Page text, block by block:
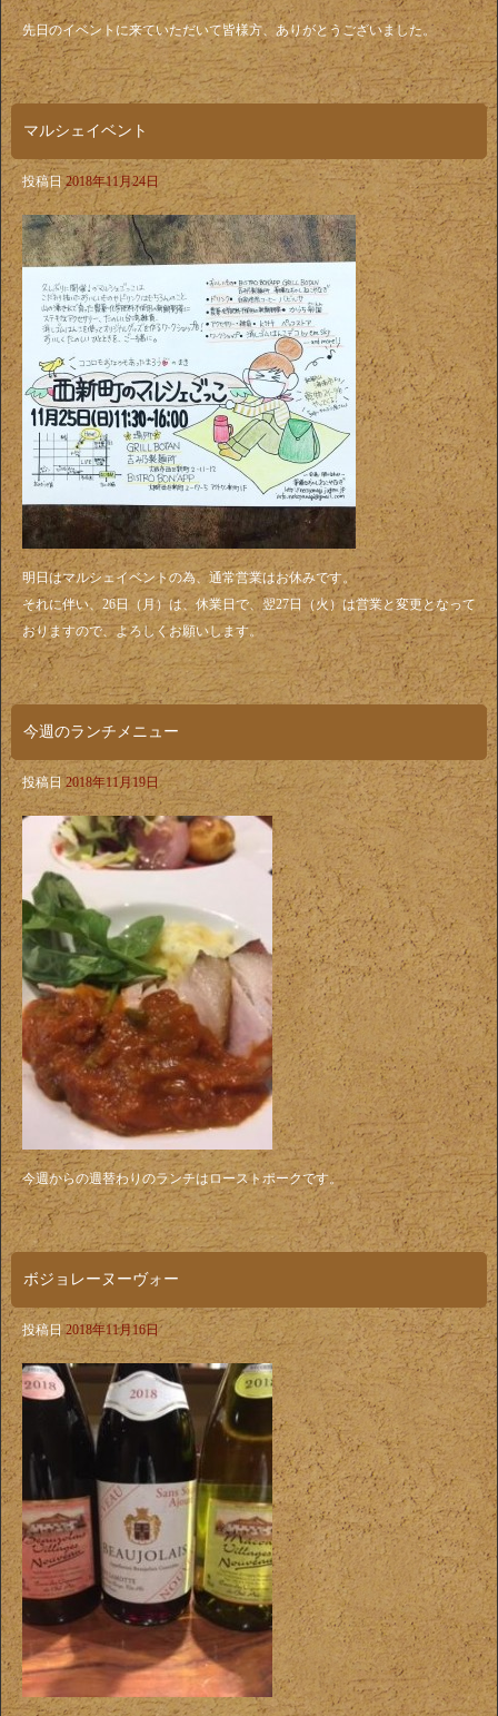
先日のイベントに来ていただいて皆様方、ありがとうございました。
マルシェイベント
投稿日 2018年11月24日
明日はマルシェイベントの為、通常営業はお休みです。
それに伴い、26日（月）は、休業日で、翌27日（火）は営業と変更となって
おりますので、よろしくお願いします。
今週のランチメニュー
投稿日 2018年11月19日
今週からの週替わりのランチはローストポークです。
ボジョレーヌーヴォー
投稿日 2018年11月16日